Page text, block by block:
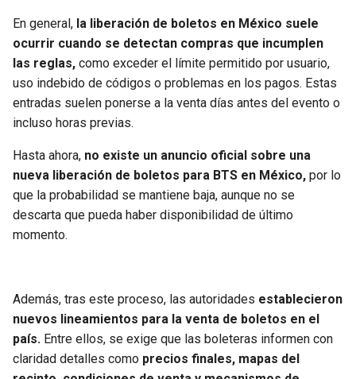
En general, la liberación de boletos en México suele
ocurrir cuando se detectan compras que incumplen
las reglas, como exceder el límite permitido por usuario,
uso indebido de códigos o problemas en los pagos. Estas
entradas suelen ponerse a la venta días antes del evento o
incluso horas previas.
Hasta ahora, no existe un anuncio oficial sobre una
nueva liberación de boletos para BTS en México, por lo
que la probabilidad se mantiene baja, aunque no se
descarta que pueda haber disponibilidad de último
momento.
Además, tras este proceso, las autoridades establecieron
nuevos lineamientos para la venta de boletos en el
país. Entre ellos, se exige que las boleteras informen con
claridad detalles como precios finales, mapas del